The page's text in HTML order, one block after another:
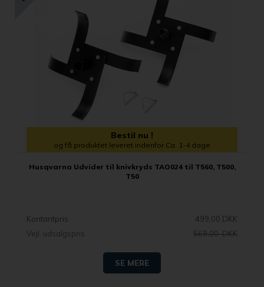
Bestil nu !
og få produktet leveret indenfor Ca. 1-4 dage
Husqvarna Udvider til knivkryds TAO024 til T560, T500,
T50
Kontantpris
499,00 DKK
Vejl. udsalgspris
569,00 DKK
SE MERE